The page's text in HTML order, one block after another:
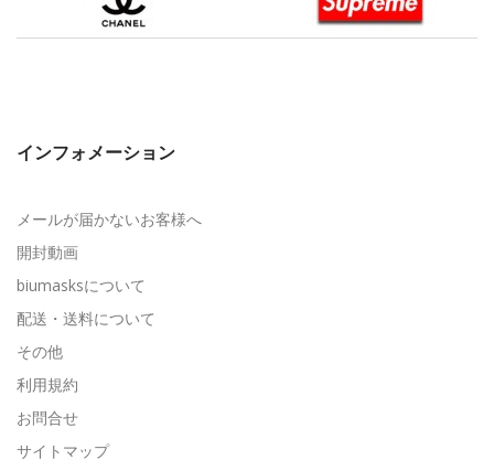
インフォメーション
メールが届かないお客様へ
開封動画
biumasksについて
配送・送料について
その他
利用規約
お問合せ
サイトマップ